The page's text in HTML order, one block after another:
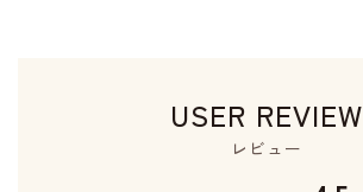
USER REVIEW
レビュー